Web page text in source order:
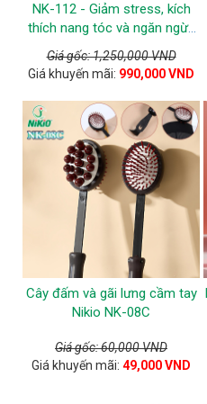
NK-112 - Giảm stress, kích
thích nang tóc và ngăn ngừa
tóc gãy rụng
Giá gốc: 1,250,000 VND
Giá khuyến mãi: 990,000 VND
Cây đấm và gãi lưng cầm tay
Nikio NK-08C
Giá gốc: 60,000 VND
Giá khuyến mãi: 49,000 VND